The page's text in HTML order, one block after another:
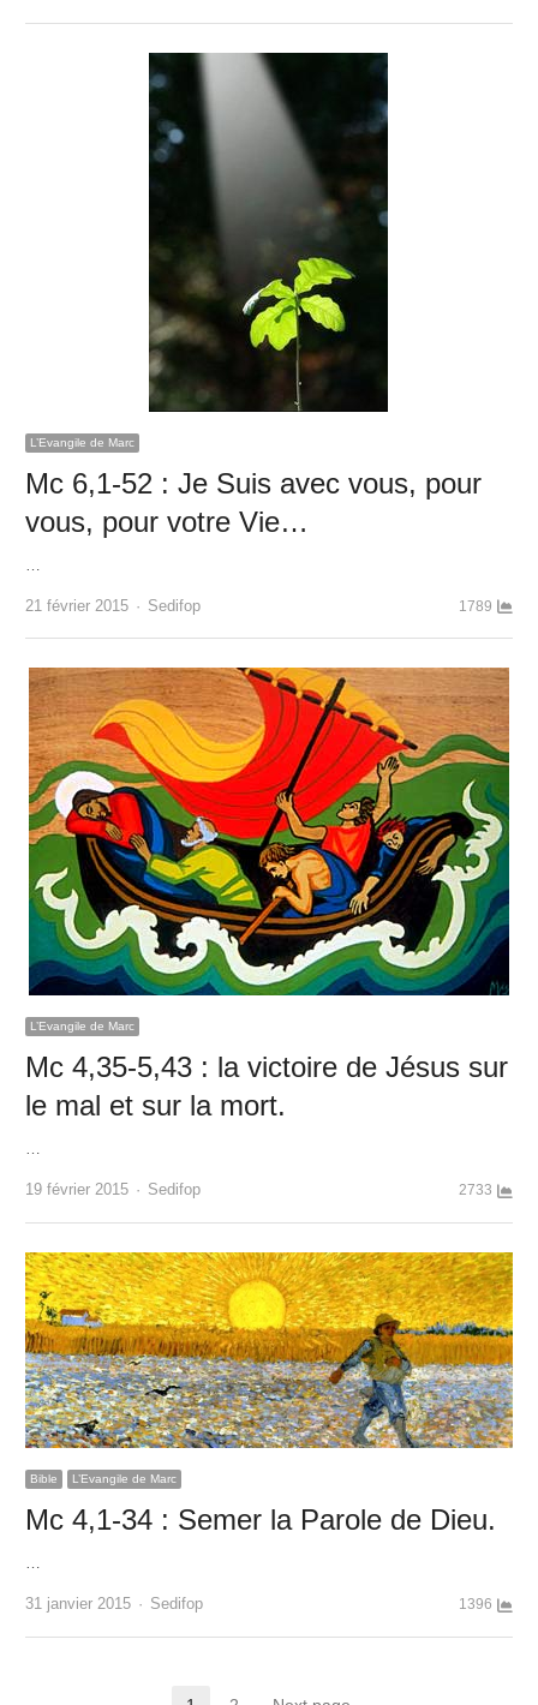
L’Evangile de Marc
Mc 6,1-52 : Je Suis avec vous, pour
vous, pour votre Vie…
21 février 2015 Author
Sedifop 1789
L’Evangile de Marc
Mc 4,35-5,43 : la victoire de Jésus sur
le mal et sur la mort.
…
19 février 2015 Author
Sedifop 2733
Bible L’Evangile de Marc
Mc 4,1-34 : Semer la Parole de Dieu.
…
31 janvier 2015 Author
Sedifop 1396